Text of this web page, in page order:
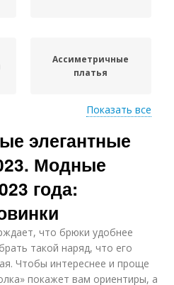
Ассиметричные
платья
Ретро платья
Показать все
элегантные
Модные
года:
что брюки удобнее
такой наряд, что его
Чтобы интереснее и проще
покажет вам ориентиры, а